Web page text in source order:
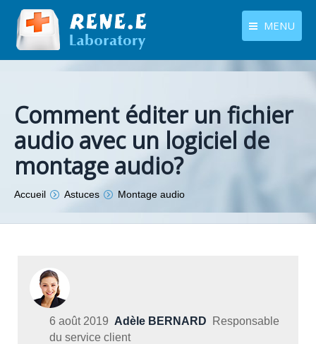
MENU
Produits
Centre de téléchargement
Boutique
Tutoriels
Contactez-nous
français
Comment éditer un fichier
audio avec un logiciel de
montage audio?
Vous êtes ici :
Accueil Astuces Montage audio
6 août 2019 Adèle BERNARD Responsable
du service client